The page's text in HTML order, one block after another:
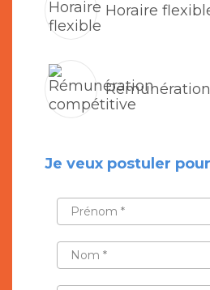
Horaire
Je veux postuler
PRÉNOM
NOM